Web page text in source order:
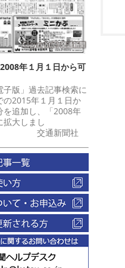
年１月１日から可
版」過去記事検索に
の2015年１月１日か
を追加し、「2008年
拡大しまし
新聞社